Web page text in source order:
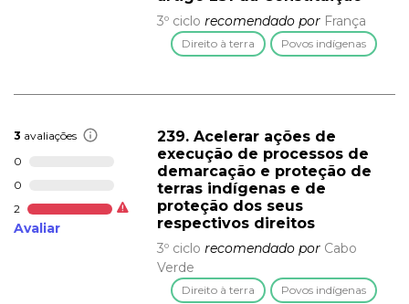
3º ciclo recomendado por França
Direito à terra Povos indígenas
3 avaliações
0
0
2
Avaliar
239. Acelerar ações de
execução de processos de
demarcação e proteção de
terras indígenas e de
proteção dos seus
respectivos direitos
3º ciclo recomendado por Cabo
Verde
Direito à terra Povos indígenas